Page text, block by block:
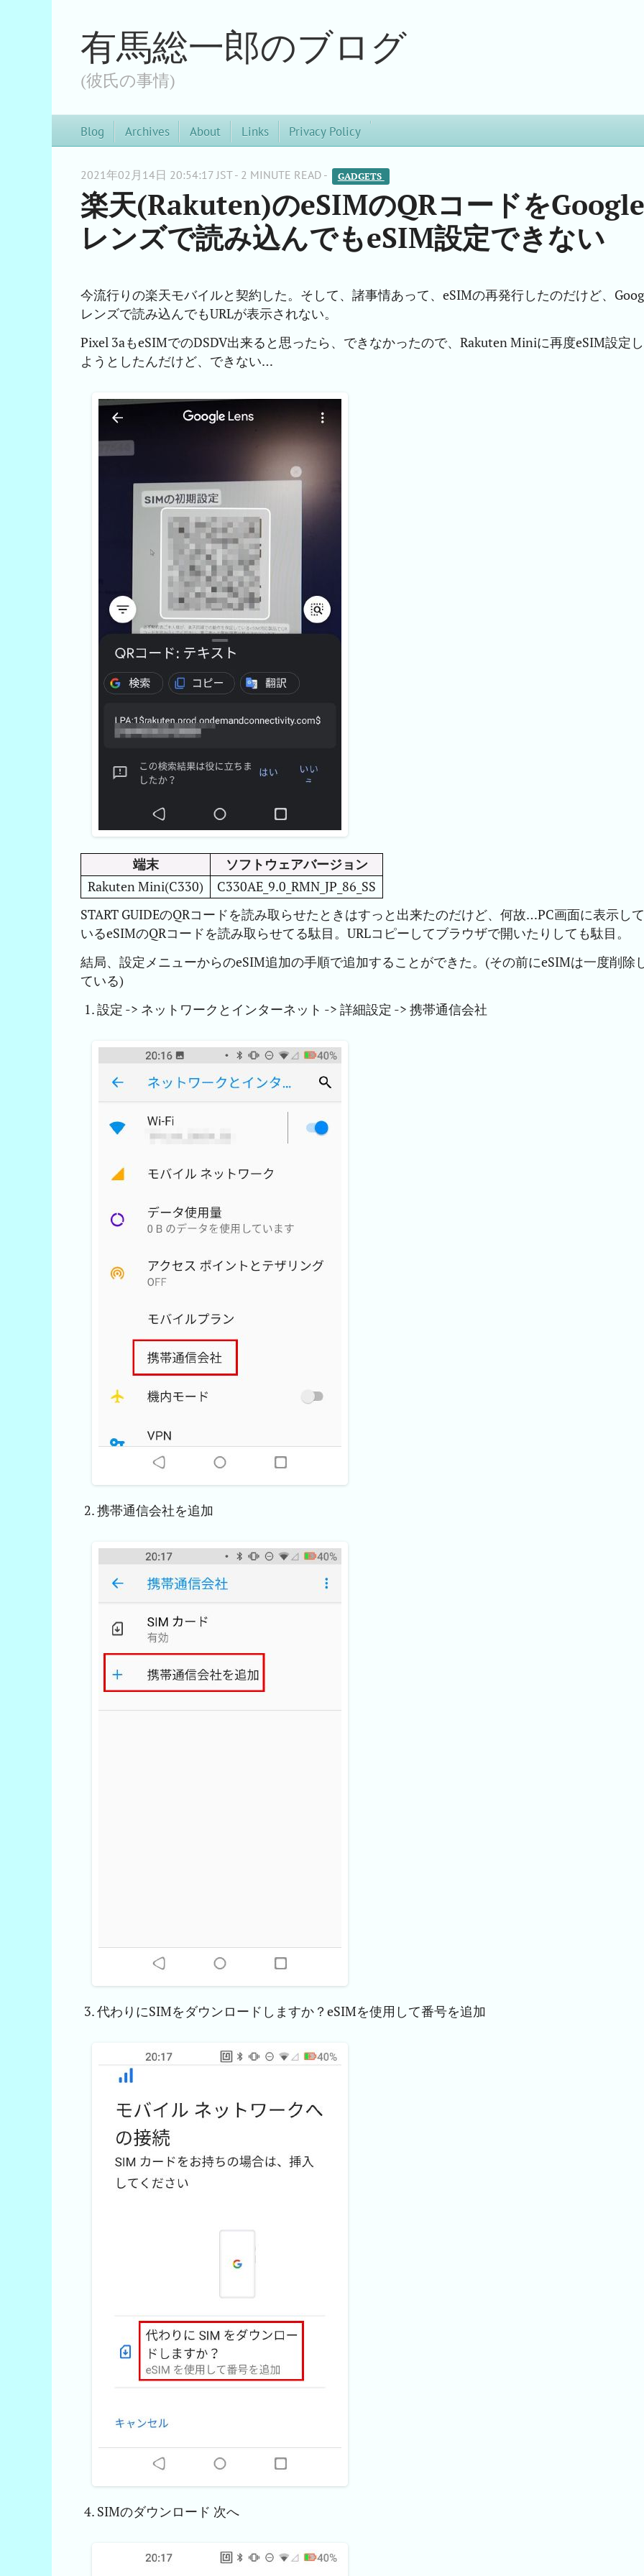
有馬総一郎のブログ
(彼氏の事情)
Blog Archives About Links Privacy Policy
2021年02月14日 20:54:17 JST - 2 MINUTE READ - GADGETS
楽天(Rakuten)のeSIMのQRコードをGoogle
レンズで読み込んでもeSIM設定できない
今流行りの楽天モバイルと契約した。そして、諸事情あって、eSIMの再発行したのだけど、
レンズで読み込んでもURLが表示されない。
Pixel 3aもeSIMでのDSDV出来ると思ったら、できなかったので、Rakuten Miniに再度eSIM設定し
ようとしたんだけど、できない…
端末
ソフトウェアバージョン
Rakuten Mini(C330)
C330AE_9.0_RMN_JP_86_SS
START GUIDEのQRコードを読み取らせたときはすっと出来たのだけど、何故…PC画面に表示して
いるeSIMのQRコードを読み取らせてる駄目。URLコピーしてブラウザで開いたりしても駄目。
結局、設定メニューからのeSIM追加の手順で追加することができた。(その前にeSIMは一度削除
ている)
設定 -> ネットワークとインターネット -> 詳細設定 -> 携帯通信会社
携帯通信会社を追加
代わりにSIMをダウンロードしますか？eSIMを使用して番号を追加
SIMのダウンロード 次へ